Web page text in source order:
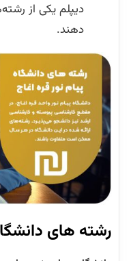
دیپلم یکی از
دهند.
رشته های